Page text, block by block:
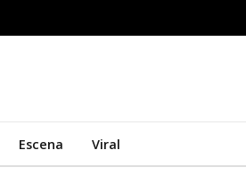
Escena Viral